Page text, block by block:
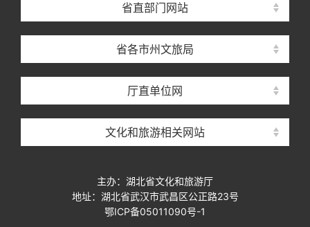
省直部门网站
省各市州文旅局
厅直单位网
文化和旅游相关网站
主办：湖北省文化和旅游厅
地址：湖北省武汉市武昌区公正路23号
鄂ICP备05011090号-1